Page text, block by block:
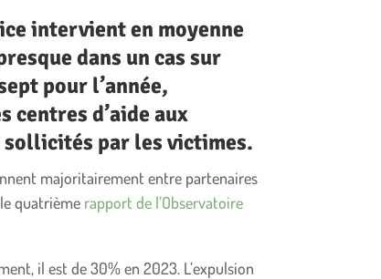
intervient en moyenne
dans un cas sur
pour l’année,
centres d’aide aux
par les victimes.
majoritairement entre partenaires
quatrième rapport de l’Observatoire
il est de 30% en 2023. L’expulsion